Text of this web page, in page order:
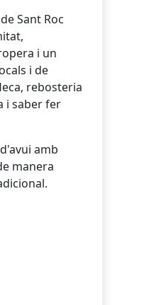
Sant Roc
i un
i de
rebosteria
i saber fer
amb
manera